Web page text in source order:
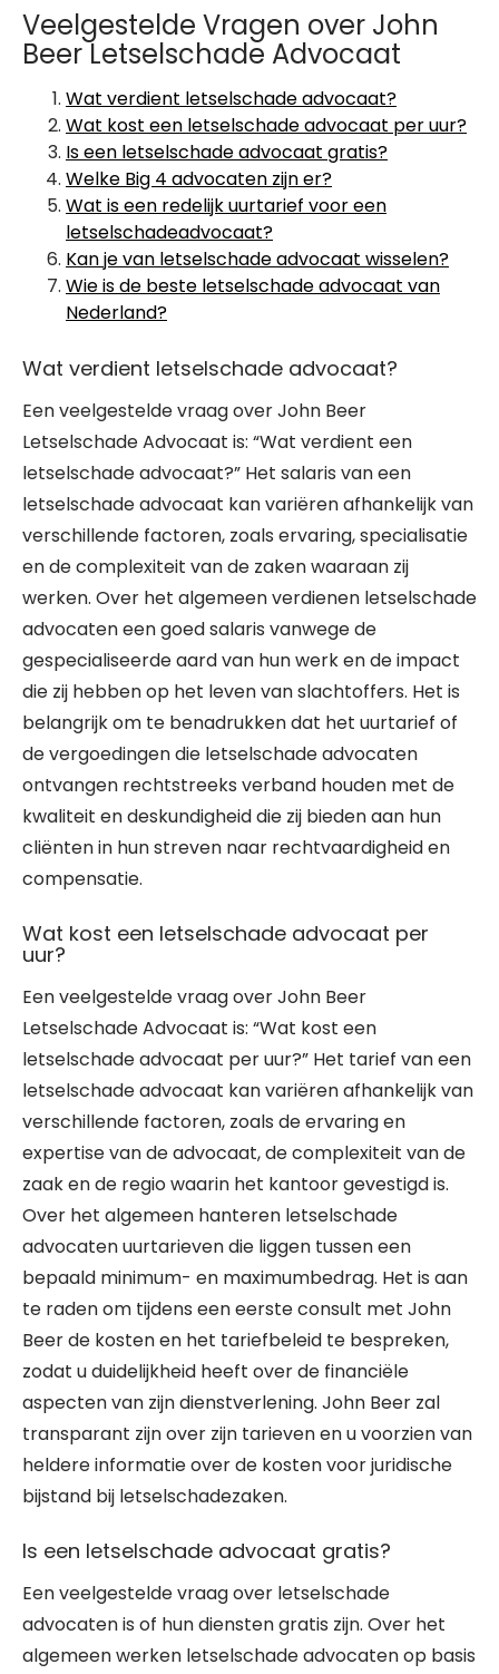
Veelgestelde Vragen over John
Beer Letselschade Advocaat
Wat verdient letselschade advocaat?
Wat kost een letselschade advocaat per uur?
Is een letselschade advocaat gratis?
Welke Big 4 advocaten zijn er?
Wat is een redelijk uurtarief voor een
letselschadeadvocaat?
Kan je van letselschade advocaat wisselen?
Wie is de beste letselschade advocaat van
Nederland?
Wat verdient letselschade advocaat?
Een veelgestelde vraag over John Beer
Letselschade Advocaat is: “Wat verdient een
letselschade advocaat?” Het salaris van een
letselschade advocaat kan variëren afhankelijk van
verschillende factoren, zoals ervaring, specialisatie
en de complexiteit van de zaken waaraan zij
werken. Over het algemeen verdienen letselschade
advocaten een goed salaris vanwege de
gespecialiseerde aard van hun werk en de impact
die zij hebben op het leven van slachtoffers. Het is
belangrijk om te benadrukken dat het uurtarief of
de vergoedingen die letselschade advocaten
ontvangen rechtstreeks verband houden met de
kwaliteit en deskundigheid die zij bieden aan hun
cliënten in hun streven naar rechtvaardigheid en
compensatie.
Wat kost een letselschade advocaat per
uur?
Een veelgestelde vraag over John Beer
Letselschade Advocaat is: “Wat kost een
letselschade advocaat per uur?” Het tarief van een
letselschade advocaat kan variëren afhankelijk van
verschillende factoren, zoals de ervaring en
expertise van de advocaat, de complexiteit van de
zaak en de regio waarin het kantoor gevestigd is.
Over het algemeen hanteren letselschade
advocaten uurtarieven die liggen tussen een
bepaald minimum- en maximumbedrag. Het is aan
te raden om tijdens een eerste consult met John
Beer de kosten en het tariefbeleid te bespreken,
zodat u duidelijkheid heeft over de financiële
aspecten van zijn dienstverlening. John Beer zal
transparant zijn over zijn tarieven en u voorzien van
heldere informatie over de kosten voor juridische
bijstand bij letselschadezaken.
Is een letselschade advocaat gratis?
Een veelgestelde vraag over letselschade
advocaten is of hun diensten gratis zijn. Over het
algemeen werken letselschade advocaten op basis